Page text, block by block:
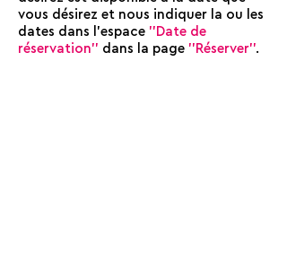
vous désirez et nous indiquer la ou les
dates dans l'espace ''Date de
réservation'' dans la page ''Réserver''.